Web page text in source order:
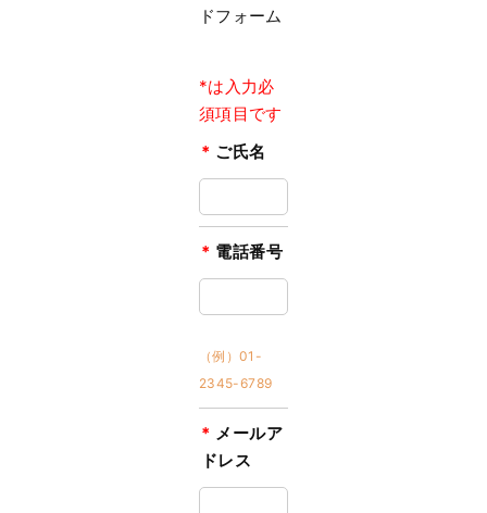
ドフォーム
*は入力必
須項目です
* ご氏名
* 電話番号
（例）01-
2345-6789
* メールア
ドレス